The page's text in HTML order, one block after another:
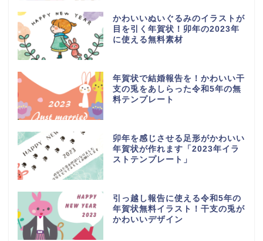
かわいいぬいぐるみのイラストが
目を引く年賀状！卯年の2023年
に使える無料素材
年賀状で結婚報告を！かわいい干
支の兎をあしらった令和5年の無
料テンプレート
卯年を感じさせる足形がかわいい
年賀状が作れます「2023年イラ
ストテンプレート」
引っ越し報告に使える令和5年の
年賀状無料イラスト！干支の兎が
かわいいデザイン